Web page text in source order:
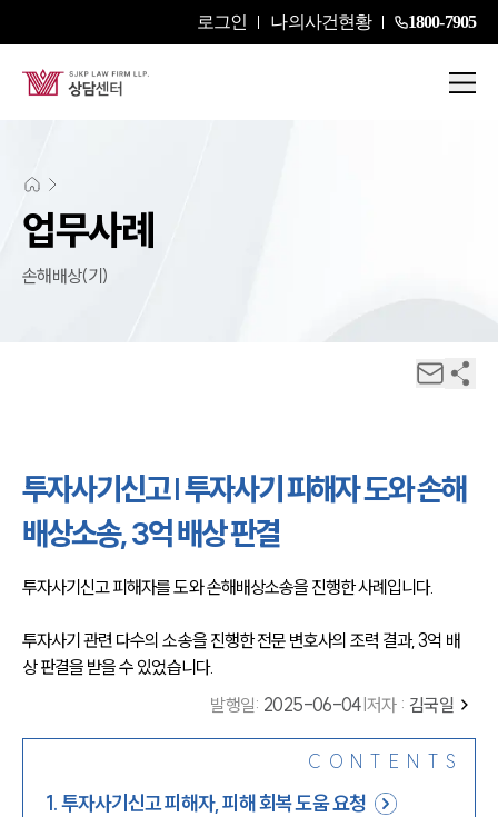
로그인 나의사건현황 1800-7905
업무사례
손해배상(기)
투자사기신고 | 투자사기 피해자 도와 손해
배상소송, 3억 배상 판결
투자사기신고 피해자를 도와 손해배상소송을 진행한 사례입니다.
투자사기 관련 다수의 소송을 진행한 전문 변호사의 조력 결과, 3억 배
상 판결을 받을 수 있었습니다.
발행일: 2025-06-04 |저자 : 김국일
CONTENTS
1.투자사기신고 피해자, 피해 회복 도움 요청